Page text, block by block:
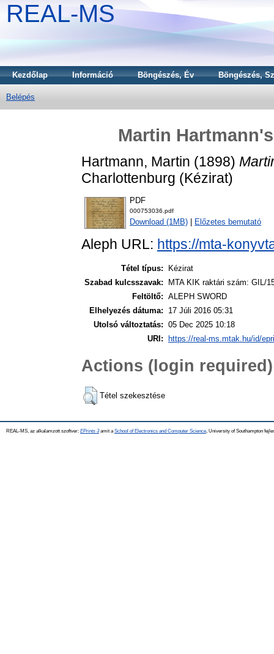
REAL-MS
Kezdőlap Információ Böngészés, Év Böngészés,
Belépés
Martin
Hartmann, Martin (1898)
Charlottenburg (Kézirat)
PDF
000753036.pdf
Download (1MB) Előzetes bemutató
Aleph URL: https://mta-
Tétel típus:
Kézirat
Szabad kulcsszavak:
MTA KIK raktári szám: GIL/
Feltöltő: ALEPH SWORD
Elhelyezés dátuma:
17 Júli 2016 05:31
Utolsó változtatás: 05 Dec 2025 10:18
URI:
https://real-ms.mtak.hu/id/
Actions (login required)
Tétel szekesztése
REAL-MS, az alkalamzott szoftver: EPrints 3amit a School of Electronics and Computer Science , University of Southampton